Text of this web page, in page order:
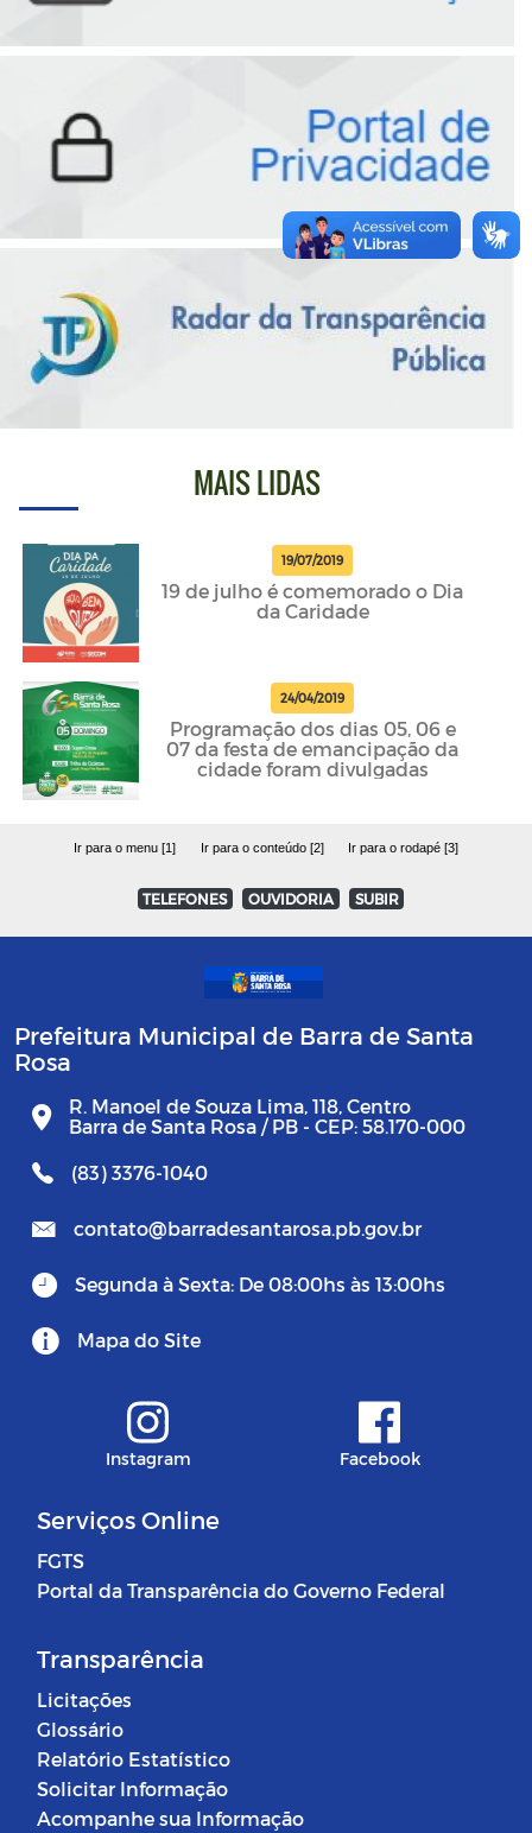
MAIS LIDAS
19/07/2019
19 de julho é comemorado o Dia
da Caridade
24/04/2019
Programação dos dias 05, 06 e
07 da festa de emancipação da
cidade foram divulgadas
Ir para o menu [1] Ir para o conteúdo [2] Ir para o rodapé [3]
TELEFONES OUVIDORIA SUBIR
Prefeitura Municipal de Barra de Santa
Rosa
R. Manoel de Souza Lima, 118, Centro
Barra de Santa Rosa / PB - CEP: 58.170-000
(83) 3376-1040
contato@barradesantarosa.pb.gov.br
Segunda à Sexta: De 08:00hs às 13:00hs
Mapa do Site
Instagram Facebook
Serviços Online
FGTS
Portal da Transparência do Governo Federal
Transparência
Licitações
Glossário
Relatório Estatístico
Solicitar Informação
Acompanhe sua Informação